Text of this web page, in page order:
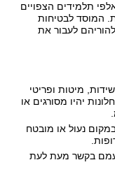
תלמידים הצפויים
המוסד לבטיחות
לעבור את
מיטות ופריטי
יהיו מסורגים או
נעול או מובטח
עמם בקשר מעת לעת